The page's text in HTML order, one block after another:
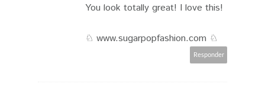
You look totally great! I love this!
♘ www.sugarpopfashion.com ♘
Responder